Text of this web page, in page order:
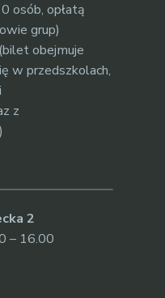
osób, opłatą
grup)
obejmuje
w przedszkolach,
z
2
– 16.00